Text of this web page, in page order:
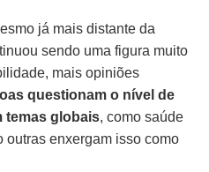
já mais distante da
sendo uma figura muito
mais opiniões
questionam o nível de
temas globais, como saúde
enxergam isso como